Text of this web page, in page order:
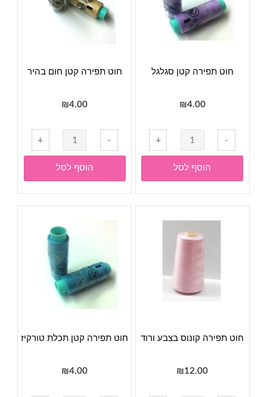
חוט תפירה קטן סגלגל
₪4.00
-
כמות
של
חוט
תפירה
קטן
סגלגל
+
הוסף לסל
חוט תפירה קטן חום בהיר
₪4.00
-
כמות
של
חוט
תפירה
קטן
חום
+
הוסף לסל
חוט תפירה קונוס בצבע ורוד
₪12.00
חוט תפירה קטן תכלת טורקיז
₪4.00